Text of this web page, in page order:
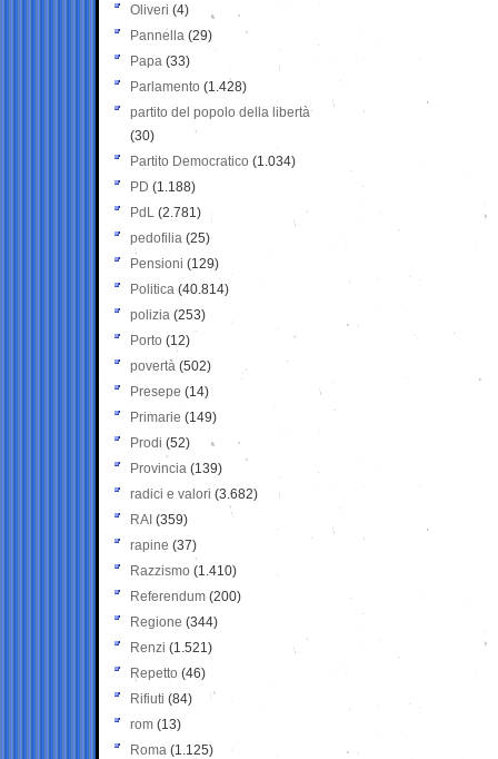
Oliveri (4)
Pannella (29)
Papa (33)
Parlamento (1.428)
partito del popolo della libertà
(30)
Partito Democratico (1.034)
PD (1.188)
PdL (2.781)
pedofilia (25)
Pensioni (129)
Politica (40.814)
polizia (253)
Porto (12)
povertà (502)
Presepe (14)
Primarie (149)
Prodi (52)
Provincia (139)
radici e valori (3.682)
RAI (359)
rapine (37)
Razzismo (1.410)
Referendum (200)
Regione (344)
Renzi (1.521)
Repetto (46)
Rifiuti (84)
rom (13)
Roma (1.125)